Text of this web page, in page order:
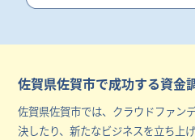
佐賀県佐賀市で成功する資金
佐賀県佐賀市では、クラウドファン
決したり、新たなビジネスを立ち上